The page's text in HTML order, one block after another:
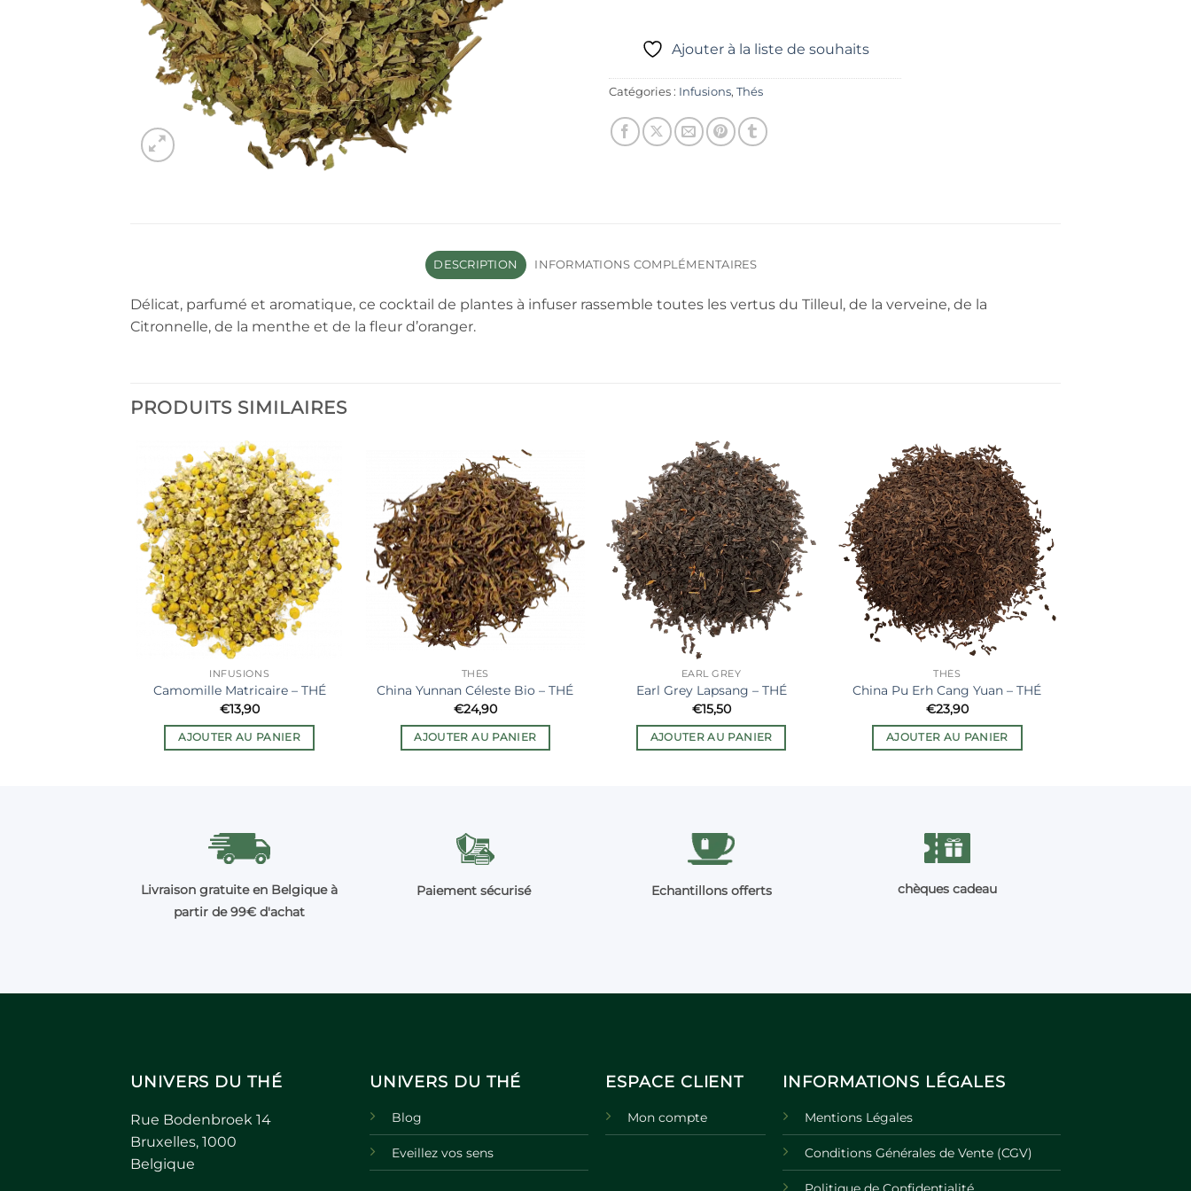
Ajouter à la liste de souhaits
Catégories : Infusions, Thés
DESCRIPTION INFORMATIONS COMPLÉMENTAIRES
Délicat, parfumé et aromatique, ce cocktail de plantes à infuser rassemble toutes les vertus du Tilleul, de la verveine, de la
Citronnelle, de la menthe et de la fleur d’oranger.
PRODUITS SIMILAIRES
Ajouter
à la liste
de
souhaits
INFUSIONS
Camomille Matricaire – THÉ
€13,90
AJOUTER AU PANIER
Ajouter
à la liste
de
souhaits
THÉS
China Yunnan Céleste Bio – THÉ
€24,90
AJOUTER AU PANIER
Ajouter
à la liste
de
souhaits
EARL GREY
Earl Grey Lapsang – THÉ
€15,50
AJOUTER AU PANIER
Ajouter
à la liste
de
souhaits
THÉS
China Pu Erh Cang Yuan – THÉ
€23,90
AJOUTER AU PANIER
Livraison gratuite en Belgique à
partir de 99€ d'achat
Paiement sécurisé Echantillons offerts chèques cadeau
UNIVERS DU THÉ
Rue Bodenbroek 14
Bruxelles, 1000
Belgique
UNIVERS DU THÉ
Blog
Eveillez vos sens
ESPACE CLIENT
Mon compte
INFORMATIONS LÉGALES
Mentions Légales
Conditions Générales de Vente (CGV)